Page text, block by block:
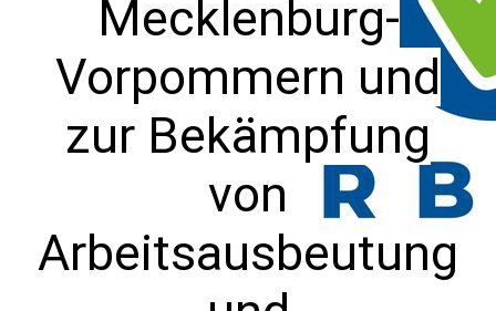
Mecklenburg-
Vorpommern und
zur Bekämpfung
von
Arbeitsausbeutung